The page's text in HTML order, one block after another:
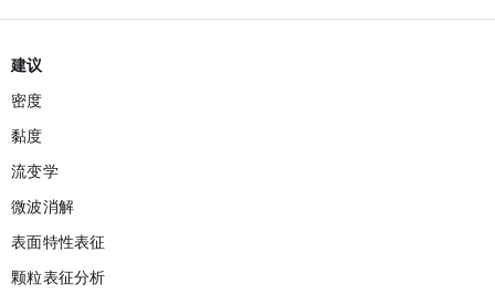
建议
密度
黏度
流变学
微波消解
表面特性表征
颗粒表征分析